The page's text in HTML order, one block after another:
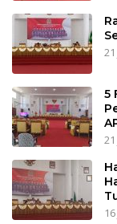
5